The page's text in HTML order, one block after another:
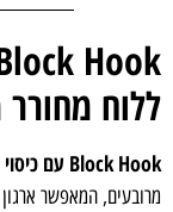
ללוח
Block Hook עם כיסוי קצה
מרובעים, המאפשר ארגון